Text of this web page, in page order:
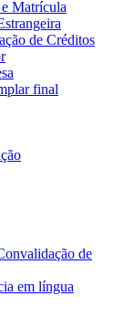
Matrícula
de Créditos
final
de
em língua